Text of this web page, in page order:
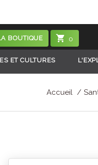
BOUTIQUE 0
ET CULTURES
Accueil